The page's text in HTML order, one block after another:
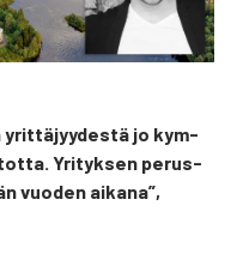
yrit­tä­jyy­des­tä jo kym­
tot­ta. Yri­tyk­sen perus­
vuo­den aika­na”,